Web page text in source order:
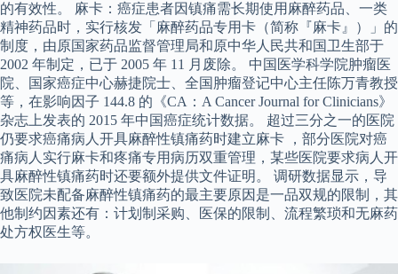
的有效性。 麻卡：癌症患者因镇痛需长期使用麻醉药品、一类
精神药品时，实行核发「麻醉药品专用卡（简称『麻卡』）」的
制度，由原国家药品监督管理局和原中华人民共和国卫生部于
2002 年制定，已于 2005 年 11 月废除。 中国医学科学院肿瘤医
院、国家癌症中心赫捷院士、全国肿瘤登记中心主任陈万青教授
等，在影响因子 144.8 的《CA：A Cancer Journal for Clinicians》
杂志上发表的 2015 年中国癌症统计数据。 超过三分之一的医院
仍要求癌痛病人开具麻醉性镇痛药时建立麻卡 ，部分医院对癌
痛病人实行麻卡和疼痛专用病历双重管理，某些医院要求病人开
具麻醉性镇痛药时还要额外提供文件证明。 调研数据显示，导
致医院未配备麻醉性镇痛药的最主要原因是一品双规的限制，其
他制约因素还有：计划制采购、医保的限制、流程繁琐和无麻药
处方权医生等。